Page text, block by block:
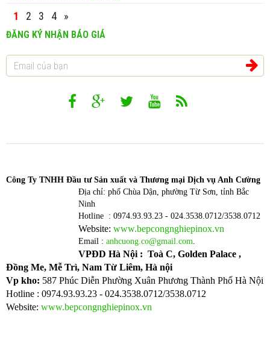
1 2 3 4 »
ĐĂNG KÝ NHẬN BÁO GIÁ
Công Ty TNHH Đầu tư Sản xuất và Thương mại Dịch vụ Anh Cường
Địa chỉ: phố Chùa Dận, phường Từ Sơn, tỉnh Bắc
Ninh
Hotline : 0974.93.93.23 - 024.3538.0712/3538.0712
Website: www.bepcongnghiepinox.vn
Email : anhcuong.co@gmail.com.
VPĐD Hà Nội : Toà C, Golden Palace ,
Đồng Me, Mễ Trì, Nam Từ Liêm, Hà nội
Vp kho: 587 Phúc Diễn Phường Xuân Phương Thành Phố Hà Nội
Hotline : 0974.93.93.23 - 024.3538.0712/3538.0712
Website: www.bepcongnghiepinox.vn